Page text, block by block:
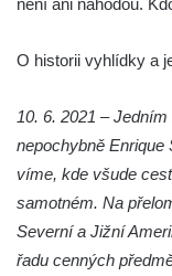
Vyhlídka
Goßdorfu
Rozhledna
Vyhlídka na lom
Strupčic
Vyhlídka v ulici
Chloumku
O historii vyhlídky a
10. 6. 2021 –
nepochybně Enrique
víme, kde všude
samotném. Na
Severní a Jižní
řadu cenných